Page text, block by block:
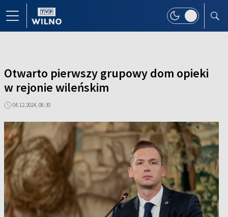
Otwarto pierwszy grupowy dom opieki
w rejonie wileńskim
04.12.2024, 08:30